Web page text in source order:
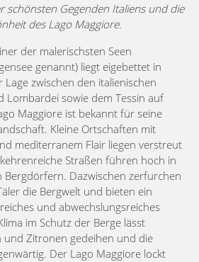
schönsten Gegenden Italiens und die
des Lago Maggiore.
der malerischsten Seen
genannt) liegt eigebettet in
zwischen den italienischen
Lombardei sowie dem Tessin auf
Maggiore ist bekannt für seine
Kleine Ortschaften mit
mediterranem Flair liegen verstreut
Straßen führen hoch in
Bergdörfern. Dazwischen zerfurchen
die Bergwelt und bieten ein
und abwechslungsreiches
im Schutz der Berge lässt
und Zitronen gedeihen und die
Der Lago Maggiore lockt